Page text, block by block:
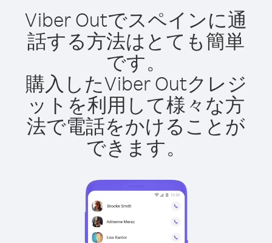
Viber Outでスペインに通
話する方法はとても簡単
です。
購入したViber Outクレジ
ットを利用して様々な方
法で電話をかけることが
できます。